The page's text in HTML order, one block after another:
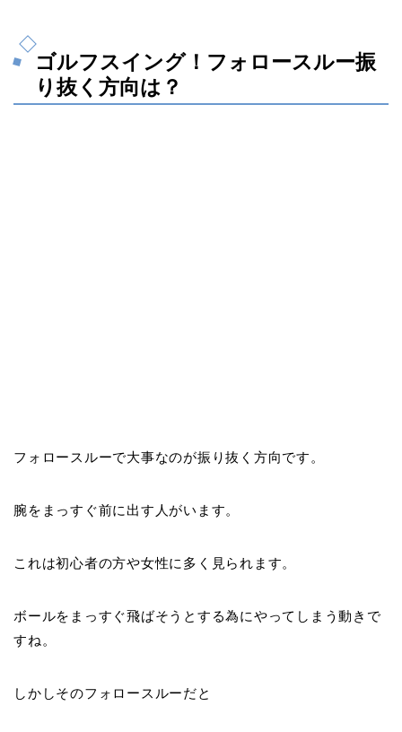
ゴルフスイング！フォロースルー振
り抜く方向は？
フォロースルーで大事なのが振り抜く方向です。
腕をまっすぐ前に出す人がいます。
これは初心者の方や女性に多く見られます。
ボールをまっすぐ飛ばそうとする為にやってしまう動きで
すね。
しかしそのフォロースルーだと